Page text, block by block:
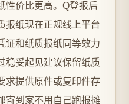
性价比更高。Q登报后
报纸现在正规线上平台
证和纸质报纸同等效力
稳妥起见建议保留纸质
求提供原件或复印件存
寄到家不用自己跑报摊